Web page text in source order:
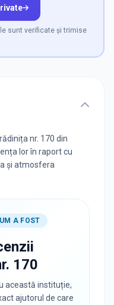
sunt verificate și trimise
nr. 170 din
lor în raport cu
și atmosfera
A FOST
170
această instituție,
ajutorul de care